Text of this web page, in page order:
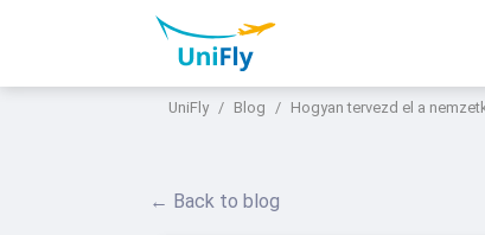
UniFly Blog Hogyan tervezd el a
← Back to blog